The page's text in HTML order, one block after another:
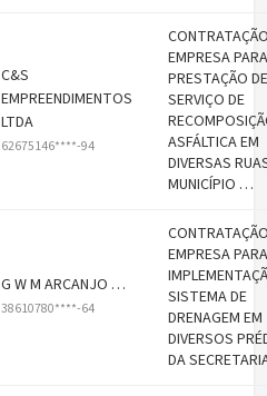
C&S
EMPREENDIMENTOS
LTDA
62675146****-94
EMPRESA PARA
PRESTAÇÃO DE
SERVIÇO DE
ASFÁLTICA EM
DIVERSAS
MUNICÍPIO …
G W M ARCANJO …
38610780****-64
EMPRESA PARA
SISTEMA DE
DRENAGEM EM
DIVERSOS
DA